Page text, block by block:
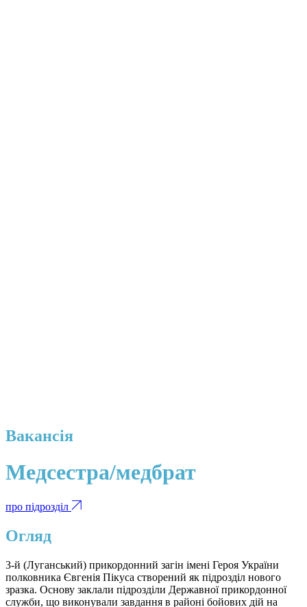
Вакансія
Медсестра/медбрат
про підрозділ
Огляд
3-й (Луганський) прикордонний загін імені Героя України
полковника Євгенія Пікуса створений як підрозділ нового
зразка. Основу заклали підрозділи Державної прикордонної
служби, що виконували завдання в районі бойових дій на